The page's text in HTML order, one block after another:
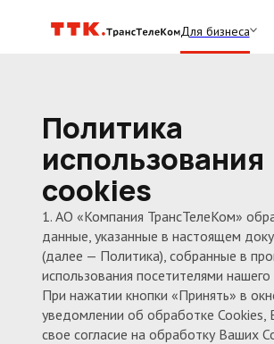
Для бизнеса
Политика
использования
cookies
1. АО «Компания ТрансТелеКом»
данные, указанные в настоящем
(далее — Политика), собранные в
использования посетителями нашего
При нажатии кнопки «Принять» в
уведомлении об обработке Cookies,
свое согласие на обработку Ваших